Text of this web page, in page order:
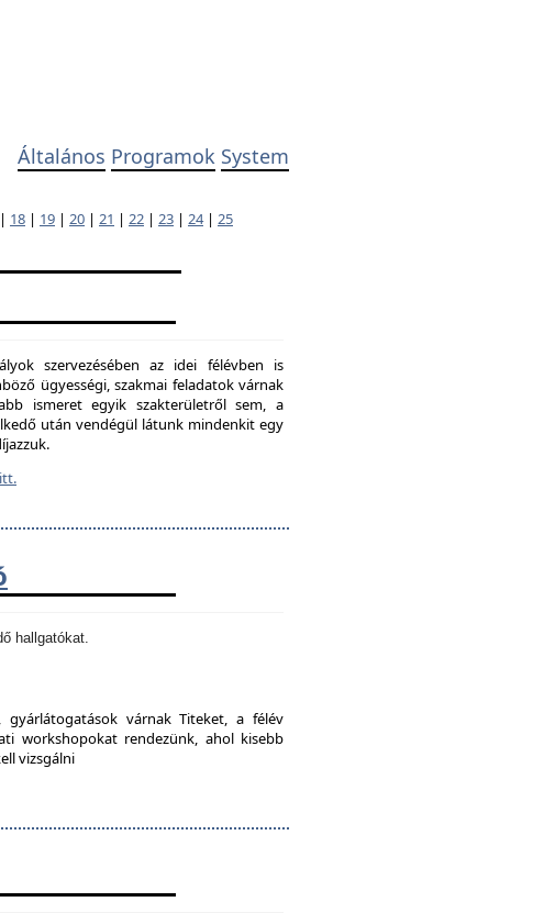
Általános Programok System
| 18 | 19 | 20 | 21 | 22 | 23 | 24| 25
szervezésében az idei félévben is
ügyességi, szakmai feladatok várnak
ismeret egyik szakterületről sem, a
után vendégül látunk mindenkit egy
itt.
hallgatókat.
gyárlátogatások várnak Titeket, a félév
workshopokat rendezünk, ahol kisebb
vizsgálni